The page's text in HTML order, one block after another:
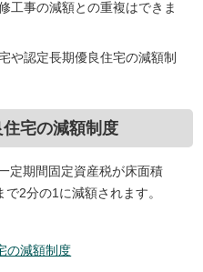
工事の減額との重複はできま
や認定長期優良住宅の減額制
宅の減額制度
定期間固定資産税が床面積
2分の1に減額されます。
の減額制度